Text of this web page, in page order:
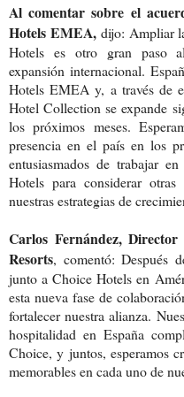
Al comentar sobre el
Hotels EMEA,dijo: Ampliar
Hotels es otro gran paso
expansión internacional.
Hotels EMEA y, a través de
Hotel Collection se expande
los próximos meses.
presencia en el país en los
entusiasmados de trabajar
Hotels para considerar
nuestras estrategias de
Carlos Fernández,
Resorts, comentó: Después
junto a Choice Hotels en
esta nueva fase de
fortalecer nuestra alianza.
hospitalidad en España
Choice, y juntos, esperamos
memorables en cada uno de